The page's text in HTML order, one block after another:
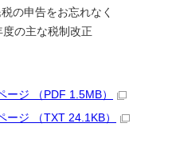
の申告をお忘れなく
の主な税制改正
ージ （PDF 1.5MB）
ージ （TXT 24.1KB）